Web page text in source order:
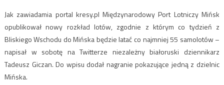
Jak zawiadamia portal kresy.pl Międzynarodowy Port Lotniczy Mińsk
opublikował nowy rozkład lotów, zgodnie z którym co tydzień z
Bliskiego Wschodu do Mińska będzie latać co najmniej 55 samolotów –
napisał w sobotę na Twitterze niezależny białoruski dziennikarz
Tadeusz Giczan. Do wpisu dodał nagranie pokazujące jedną z dzielnic
Mińska.